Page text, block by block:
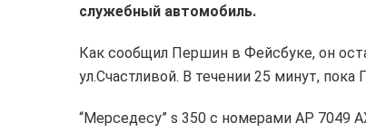
служебный автомобиль.
Как сообщил Першин в Фейсбуке, он
ул.Счастливой. В течении 25 минут,
“Мерседесу” s 350 с номерами АР 7049